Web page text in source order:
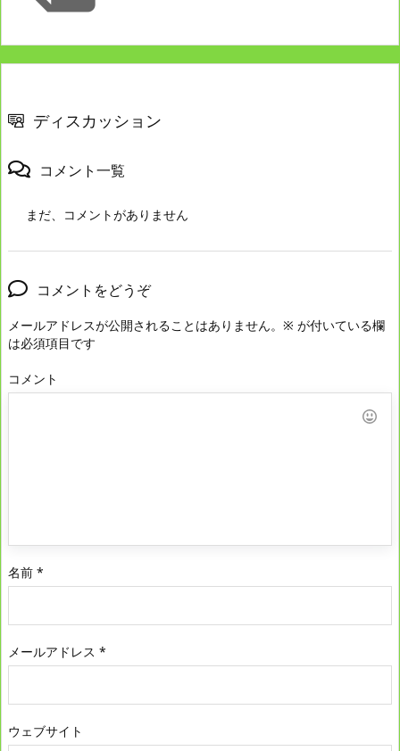
ディスカッション
コメント一覧
まだ、コメントがありません
コメントをどうぞ
メールアドレスが公開されることはありません。 ※ が付いている欄
は必須項目です
コメント
名前 *
メールアドレス *
ウェブサイト